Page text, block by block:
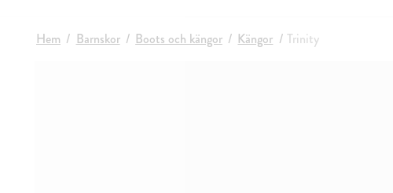
Hem Barnskor Boots och kängor Kängor Trinity